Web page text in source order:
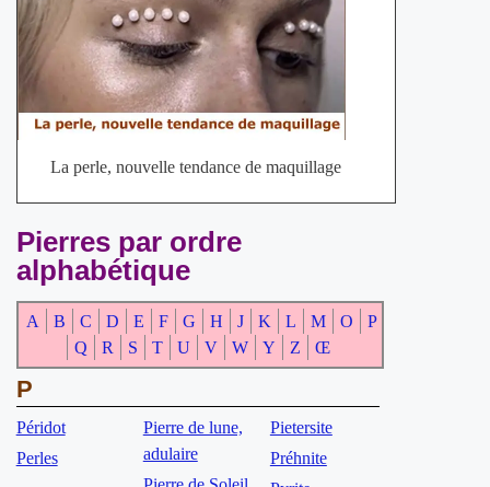
La perle, nouvelle tendance de maquillage
Pierres par ordre
alphabétique
A B C D E F G H J K L M O
P
Q
R S T U V W Y Z Œ
P
Péridot
Perles
Pierre de lune,
adulaire
Pietersite
Préhnite